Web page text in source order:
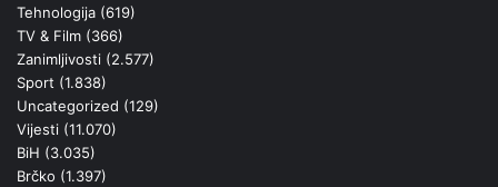
Tehnologija (619)
TV & Film (366)
Zanimljivosti (2.577)
Sport (1.838)
Uncategorized (129)
Vijesti (11.070)
BiH (3.035)
Brčko (1.397)